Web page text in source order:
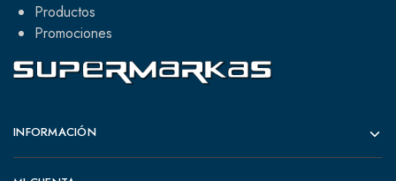
Productos
Promociones
INFORMACIÓN